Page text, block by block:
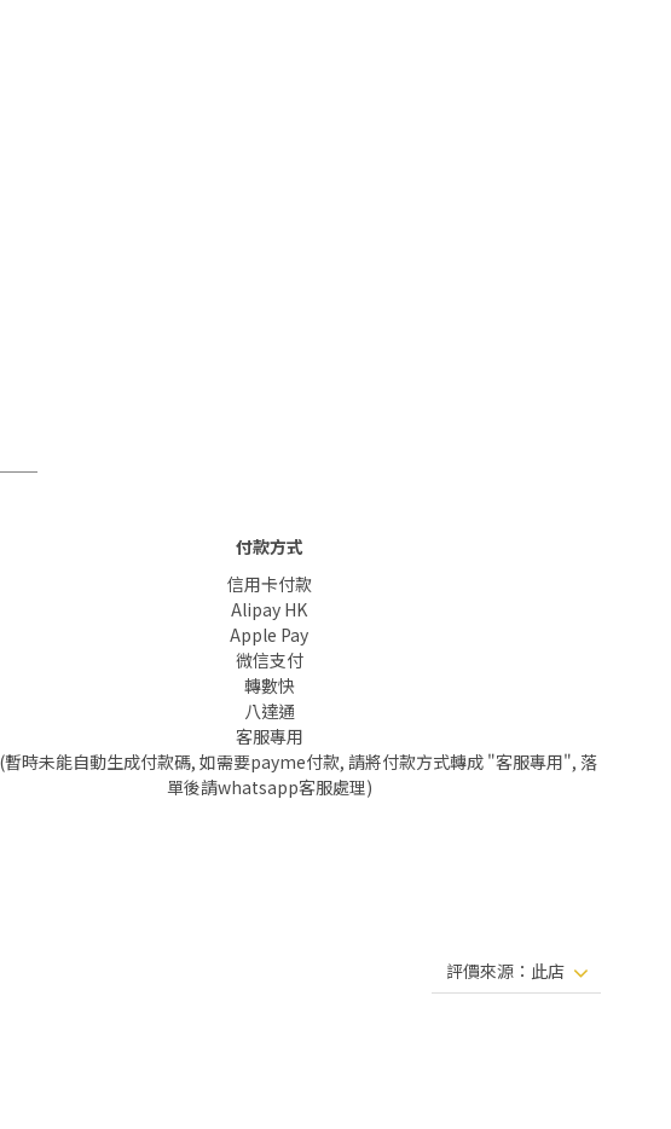
付款方式
信用卡付款
Alipay HK
Apple Pay
微信支付
轉數快
八達通
客服專用
暫時未能自動生成付款碼, 如需要payme付款, 請將付款方式轉成 "客服專用", 落
單後請whatsapp客服處理)